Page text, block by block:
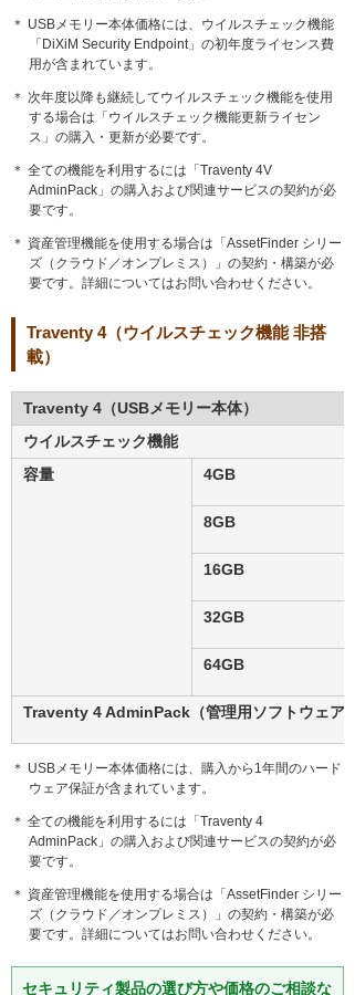
＊ USBメモリー本体価格には、ウイルスチェック機能
「DiXiM Security Endpoint」の初年度ライセンス費
用が含まれています。
＊ 次年度以降も継続してウイルスチェック機能を使用
する場合は「ウイルスチェック機能更新ライセン
ス」の購入・更新が必要です。
＊ 全ての機能を利用するには「Traventy 4V
AdminPack」の購入および関連サービスの契約が必
要です。
＊ 資産管理機能を使用する場合は「AssetFinder シリー
ズ（クラウド／オンプレミス）」の契約・構築が必
要です。詳細についてはお問い合わせください。
Traventy 4（ウイルスチェック機能 非搭
載）
Traventy 4（USBメモリー本体）
ウイルスチェック機能
容量
4GB
8GB
16GB
32GB
64GB
Traventy 4 AdminPack（管理用ソフトウェア）
＊ USBメモリー本体価格には、購入から1年間のハード
ウェア保証が含まれています。
＊ 全ての機能を利用するには「Traventy 4
AdminPack」の購入および関連サービスの契約が必
要です。
＊ 資産管理機能を使用する場合は「AssetFinder シリー
ズ（クラウド／オンプレミス）」の契約・構築が必
要です。詳細についてはお問い合わせください。
セキュリティ製品の選び方や価格のご相談な